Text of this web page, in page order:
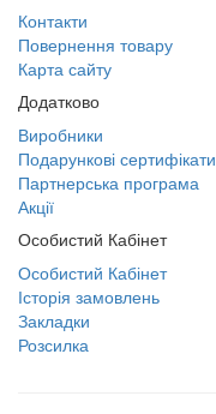
Контакти
Повернення товару
Карта сайту
Додатково
Виробники
Подарункові сертифікати
Партнерська програма
Акції
Особистий Кабінет
Особистий Кабінет
Історія замовлень
Закладки
Розсилка